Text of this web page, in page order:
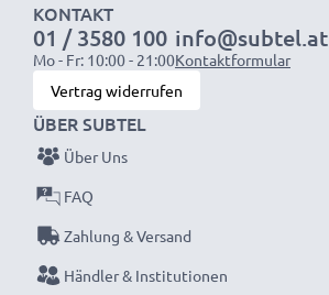
KONTAKT
01 / 3580 100
Mo - Fr: 10:00 - 21:00
info@subtel.at
Kontaktformular
Vertrag widerrufen
ÜBER SUBTEL
Über Uns
FAQ
Zahlung & Versand
Händler & Institutionen